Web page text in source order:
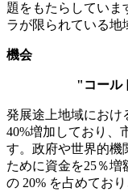
題をもたらしていま
ラが限られている地
機会
"コール
発展途上地域におけ
40%増加しており、
す。政府や世界的機
ために資金を25％
の 20% を占めてお